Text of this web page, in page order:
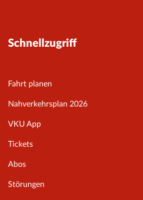
Schnellzugriff
Fahrt planen
Nahverkehrsplan 2026
VKU App
Tickets
Abos
Störungen